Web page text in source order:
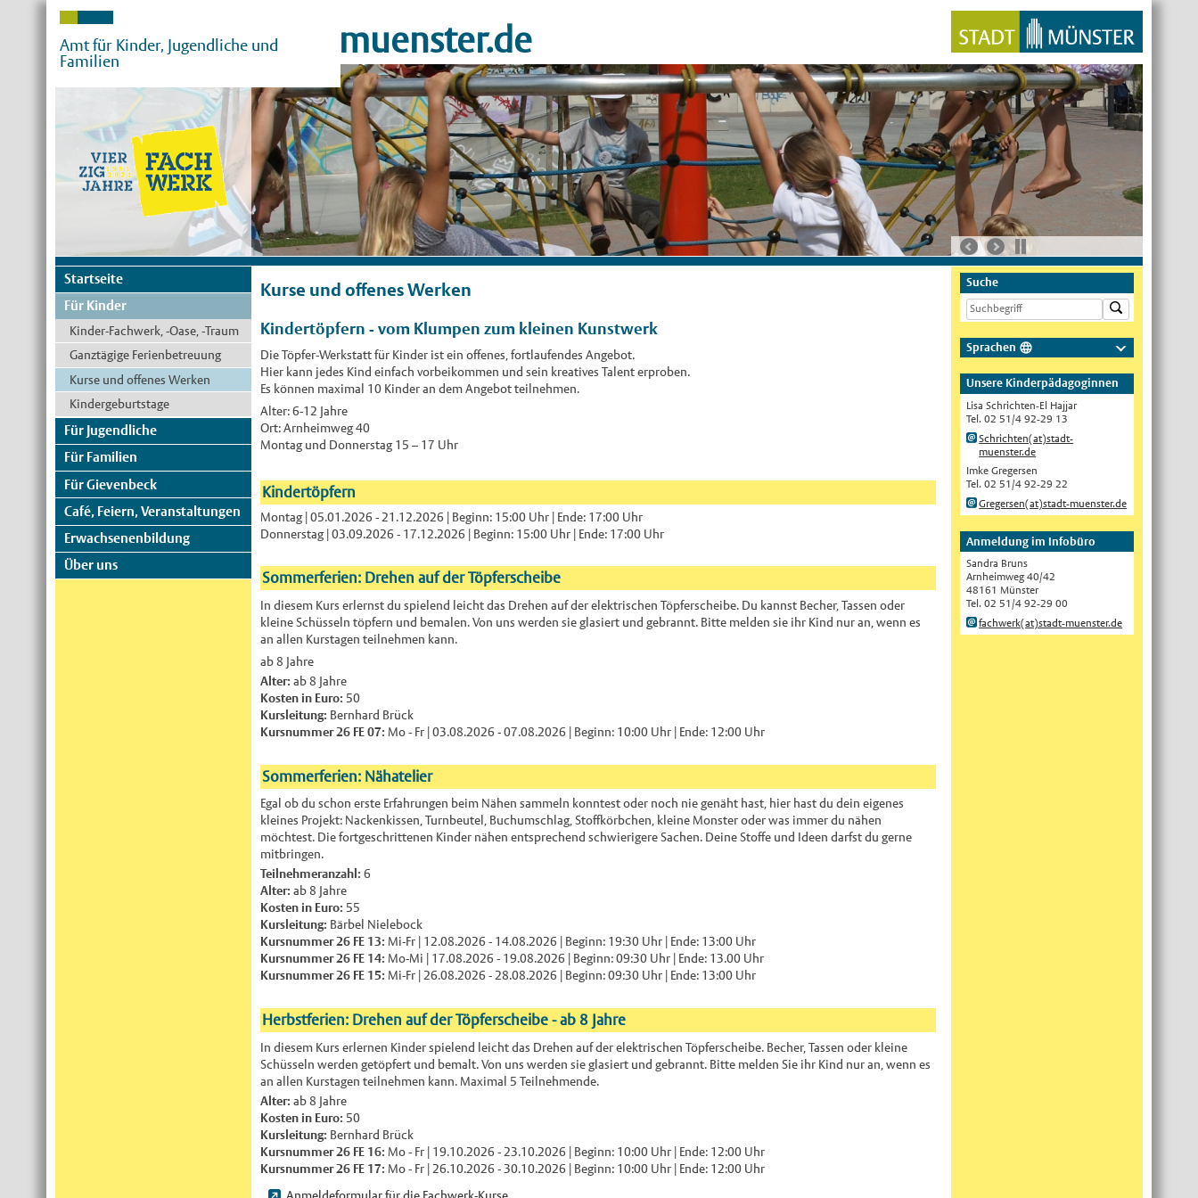
Amt für Kinder, Jugendliche und
Familien
muenster.de
Startseite
Für Kinder
Kinder-Fachwerk, -Oase, -Traum
Ganztägige Ferienbetreuung
Kurse und offenes Werken
Kindergeburtstage
Für Jugendliche
Für Familien
Für Gievenbeck
Café, Feiern, Veranstaltungen
Erwachsenenbildung
Über uns
Kurse und offenes Werken
Kindertöpfern - vom Klumpen zum kleinen Kunstwerk
Die Töpfer-Werkstatt für Kinder ist ein offenes, fortlaufendes Angebot.
Hier kann jedes Kind einfach vorbeikommen und sein kreatives Talent erproben.
Es können maximal 10 Kinder an dem Angebot teilnehmen.
Alter: 6-12 Jahre
Ort: Arnheimweg 40
Montag und Donnerstag 15 – 17 Uhr
Kindertöpfern
Montag | 05.01.2026 - 21.12.2026 | Beginn: 15:00 Uhr | Ende: 17:00 Uhr
Donnerstag | 03.09.2026 - 17.12.2026 | Beginn: 15:00 Uhr | Ende: 17:00 Uhr
Sommerferien: Drehen auf der Töpferscheibe
In diesem Kurs erlernst du spielend leicht das Drehen auf der elektrischen Töpferscheibe. Du kannst Becher, Tassen oder
kleine Schüsseln töpfern und bemalen. Von uns werden sie glasiert und gebrannt. Bitte melden sie ihr Kind nur an, wenn es
an allen Kurstagen teilnehmen kann.
ab 8 Jahre
Alter: ab 8 Jahre
Kosten in Euro: 50
Kursleitung: Bernhard Brück
Kursnummer 26 FE 07: Mo - Fr | 03.08.2026 - 07.08.2026 | Beginn: 10:00 Uhr | Ende: 12:00 Uhr
Sommerferien: Nähatelier
Egal ob du schon erste Erfahrungen beim Nähen sammeln konntest oder noch nie genäht hast, hier hast du dein eigenes
kleines Projekt: Nackenkissen, Turnbeutel, Buchumschlag, Stoffkörbchen, kleine Monster oder was immer du nähen
möchtest. Die fortgeschrittenen Kinder nähen entsprechend schwierigere Sachen. Deine Stoffe und Ideen darfst du gerne
mitbringen.
Teilnehmeranzahl: 6
Alter: ab 8 Jahre
Kosten in Euro: 55
Kursleitung: Bärbel Nielebock
Kursnummer 26 FE 13: Mi-Fr | 12.08.2026 - 14.08.2026 | Beginn: 19:30 Uhr | Ende: 13:00 Uhr
Kursnummer 26 FE 14: Mo-Mi | 17.08.2026 - 19.08.2026 | Beginn: 09:30 Uhr | Ende: 13.00 Uhr
Kursnummer 26 FE 15: Mi-Fr | 26.08.2026 - 28.08.2026 | Beginn: 09:30 Uhr | Ende: 13:00 Uhr
Herbstferien: Drehen auf der Töpferscheibe - ab 8 Jahre
In diesem Kurs erlernen Kinder spielend leicht das Drehen auf der elektrischen Töpferscheibe. Becher, Tassen oder kleine
Schüsseln werden getöpfert und bemalt. Von uns werden sie glasiert und gebrannt. Bitte melden Sie ihr Kind nur an, wenn es
an allen Kurstagen teilnehmen kann. Maximal 5 Teilnehmende.
Alter: ab 8 Jahre
Kosten in Euro: 50
Kursleitung: Bernhard Brück
Kursnummer 26 FE 16: Mo - Fr | 19.10.2026 - 23.10.2026 | Beginn: 10:00 Uhr | Ende: 12:00 Uhr
Kursnummer 26 FE 17: Mo - Fr | 26.10.2026 - 30.10.2026 | Beginn: 10:00 Uhr | Ende: 12:00 Uhr
Anmeldeformular für die Fachwerk-Kurse
Suche
Sprachen
Deutsch
Nederlands
English
Українська
Türkçe
اللغة العربية
Español
Polski
Русский
中文
Unsere Kinderpädagoginnen
Lisa Schrichten-El Hajjar
Tel. 02 51/4 92-29 13
Schrichten(at)stadt-
muenster.de
Imke Gregersen
Tel. 02 51/4 92-29 22
Gregersen(at)stadt-muenster.de
Anmeldung im Infobüro
Sandra Bruns
Arnheimweg 40/42
48161 Münster
Tel. 02 51/4 92-29 00
fachwerk(at)stadt-muenster.de